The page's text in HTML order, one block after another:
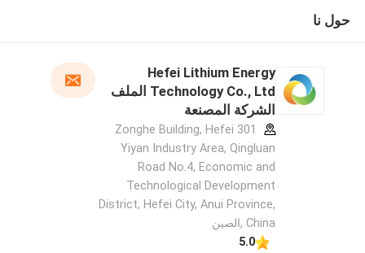
حول نا
Hefei Lithium Energy
Technology Co., Ltd الملف
الشركة المصنعة
301 Zonghe Building, Hefei
Yiyan Industry Area, Qingluan
Road No.4, Economic and
Technological Development
District, Hefei City, Anui Province,
China ,الصين
5.0